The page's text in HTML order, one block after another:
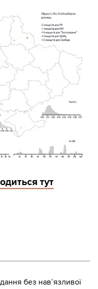
тут
без навʼязливої